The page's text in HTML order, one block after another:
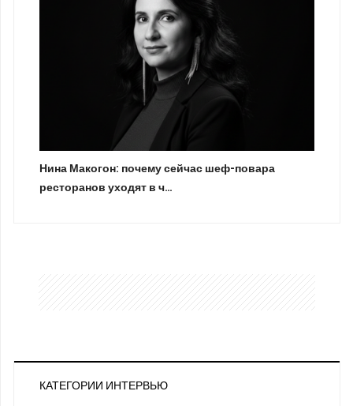
Нина Макогон: почему сейчас шеф-повара
ресторанов уходят в ч…
КАТЕГОРИИ ИНТЕРВЬЮ